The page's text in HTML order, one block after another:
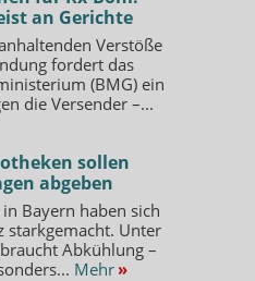
an Gerichte
Verstöße
fordert das
(BMG) ein
die Versender –...
sollen
abgeben
Bayern haben sich
starkgemacht. Unter
Abkühlung –
Mehr »